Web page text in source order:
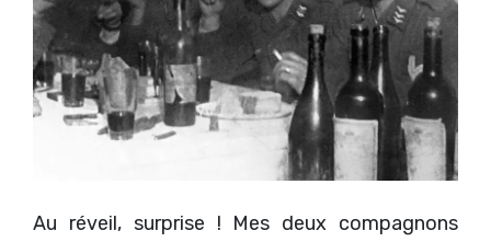
Au réveil, surprise ! Mes deux compagnons